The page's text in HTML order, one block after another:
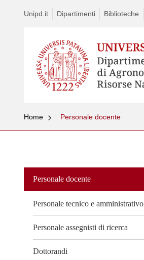
Unipd.it Dipartimenti Biblioteche
Home Personale docente
Personale docente
Personale tecnico e amministrativo
Personale assegnisti di ricerca
Dottorandi